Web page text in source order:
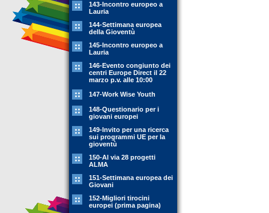
143-Incontro europeo a
Lauria
144-Settimana europea
della Gioventù
145-Incontro europeo a
Lauria
146-Evento congiunto dei
centri Europe Direct il 22
marzo p.v. alle 10:00
147-Work Wise Youth
148-Questionario per i
giovani europei
149-Invito per una ricerca
sui programmi UE per la
gioventù
150-Al via 28 progetti
ALMA
151-Settimana europea dei
Giovani
152-Migliori tirocini
europei (prima pagina)